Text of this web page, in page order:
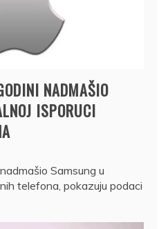
NADMAŠIO
ISPORUCI
Samsung u
telefona, pokazuju podaci